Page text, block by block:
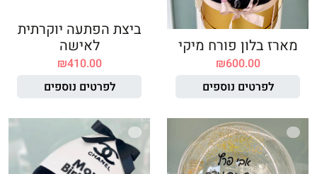
מארז בלון פורח מיקי
₪600.00
לפרטים נוספים
ביצת הפתעה יוקרתית
לאישה
₪410.00
לפרטים נוספים